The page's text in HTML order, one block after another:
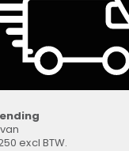
excl BTW.